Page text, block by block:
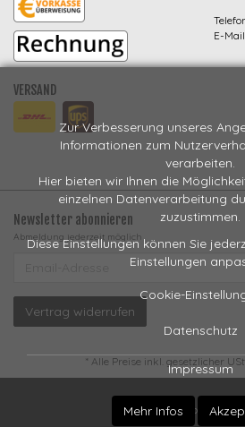
Zur Verbesserung unseres
Informationen zum
verarbeiten.
Hier bieten wir Ihnen die
einzelnen Datenverarbeitung
zuzustimmen.
Diese Einstellungen können Sie
Einstellungen
Cookie-
Datenschutz
Impressum
Mehr Infos
VERSAND
E-
Newsletter abonnieren
Abmeldung jederzeit möglich
Vertrag widerrufen
* Alle Preise inkl. gesetzlicher
Powered by JTL-